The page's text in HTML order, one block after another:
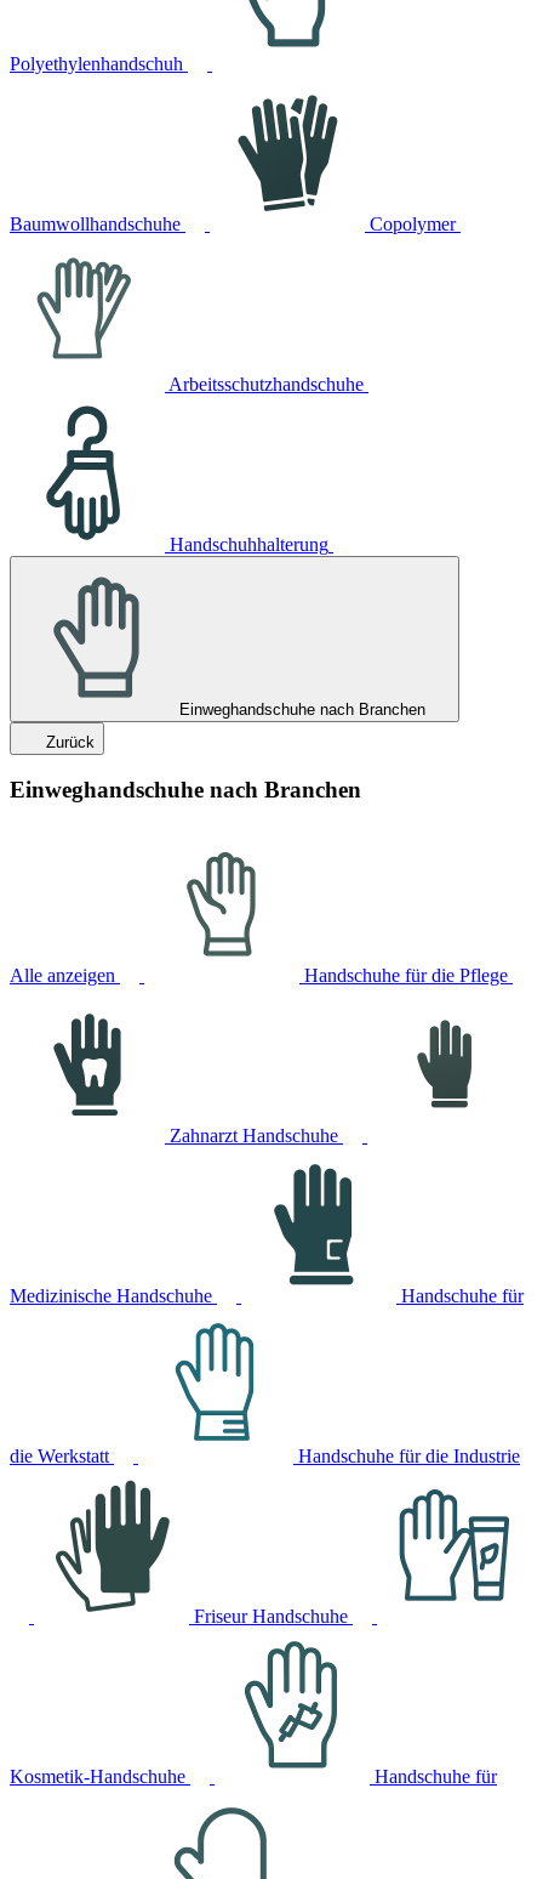
Polyethylenhandschuh
Baumwollhandschuhe Copolymer
Arbeitsschutzhandschuhe
Handschuhhalterung
Einweghandschuhe nach Branchen
Zurück
Einweghandschuhe nach Branchen
Alle anzeigen Handschuhe für die Pflege
Zahnarzt Handschuhe
Medizinische Handschuhe Handschuhe für
die Werkstatt Handschuhe für die Industrie
Friseur Handschuhe
Kosmetik-Handschuhe Handschuhe für